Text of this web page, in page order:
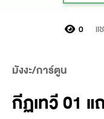
0 แ
มังงะ/การ์ตูน
กีฏเทวี 01